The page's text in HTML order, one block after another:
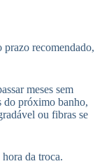
prazo recomendado,
meses sem
do próximo banho,
ou fibras se
da troca.